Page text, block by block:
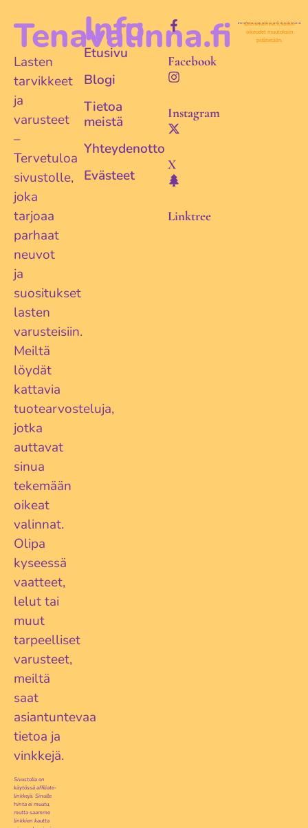
Tenavalinna.fi
Lasten
tarvikkeet
ja
varusteet
–
Tervetuloa
sivustolle,
joka
tarjoaa
parhaat
neuvot
ja
suositukset
lasten
varusteisiin.
Meiltä
löydät
kattavia
tuotearvosteluja,
jotka
auttavat
sinua
tekemään
oikeat
valinnat.
Olipa
kyseessä
vaatteet,
lelut tai
muut
tarpeelliset
varusteet,
meiltä
saat
asiantuntevaa
tietoa ja
vinkkejä.
Sivustolla on
käytössä affiliate-
linkkejä. Sinulle
hinta ei muutu,
mutta saamme
linkkien kautta
Info
Etusivu
Blogi
Tietoa
meistä
Yhteydenotto
Evästeet
Facebook
Instagram
X
Linktree
©tenavalinna.fi, kaikki
oikeudet muutoksiin
pidätetään.